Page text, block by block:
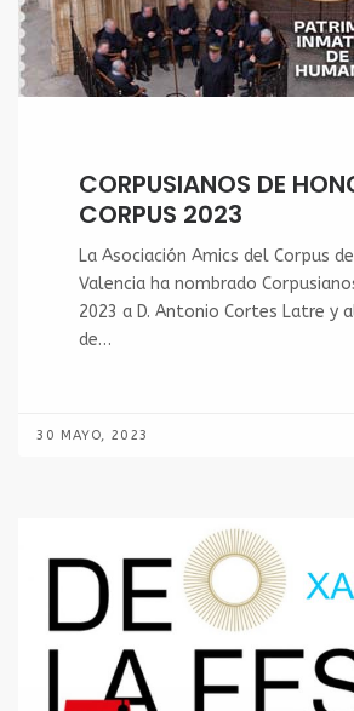
CORPUSIANOS DE
CORPUS 2023
La Asociación Amics del Corpus
Valencia ha nombrado
2023 a D. Antonio Cortes Latre y
de…
30 MAYO, 2023